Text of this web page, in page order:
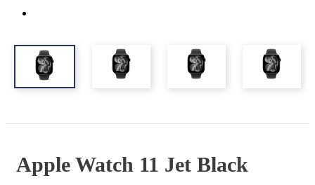
Apple Watch 11 Jet Black